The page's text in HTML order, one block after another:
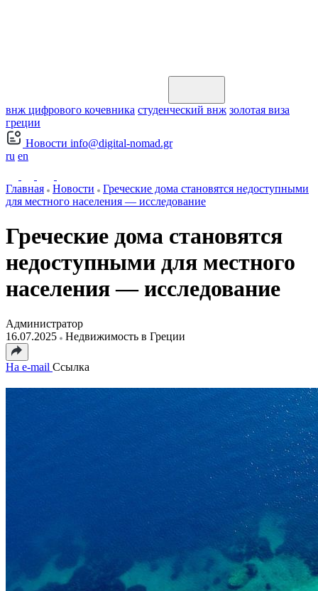
внж цифрового кочевника студенческий внж золотая виза
греции
Новости info@digital-nomad.gr
ru en
Главная Новости
Греческие дома становятся недоступными
для местного населения — исследование
Греческие дома становятся
недоступными для местного
населения — исследование
Администратор
16.07.2025
Недвижимость в Греции
На e-mail Ссылка